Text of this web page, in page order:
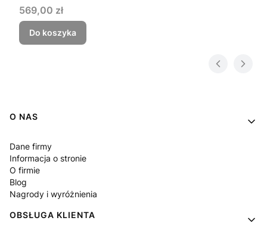
Cena
569,00 zł
Do koszyka
Linki w stopce
O NAS
Dane firmy
Informacja o stronie
O firmie
Blog
Nagrody i wyróżnienia
OBSŁUGA KLIENTA